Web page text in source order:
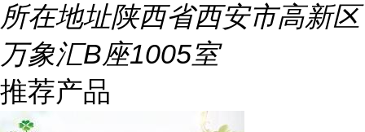
所在地址陕西省西安市高新区
万象汇B座1005室
推荐产品